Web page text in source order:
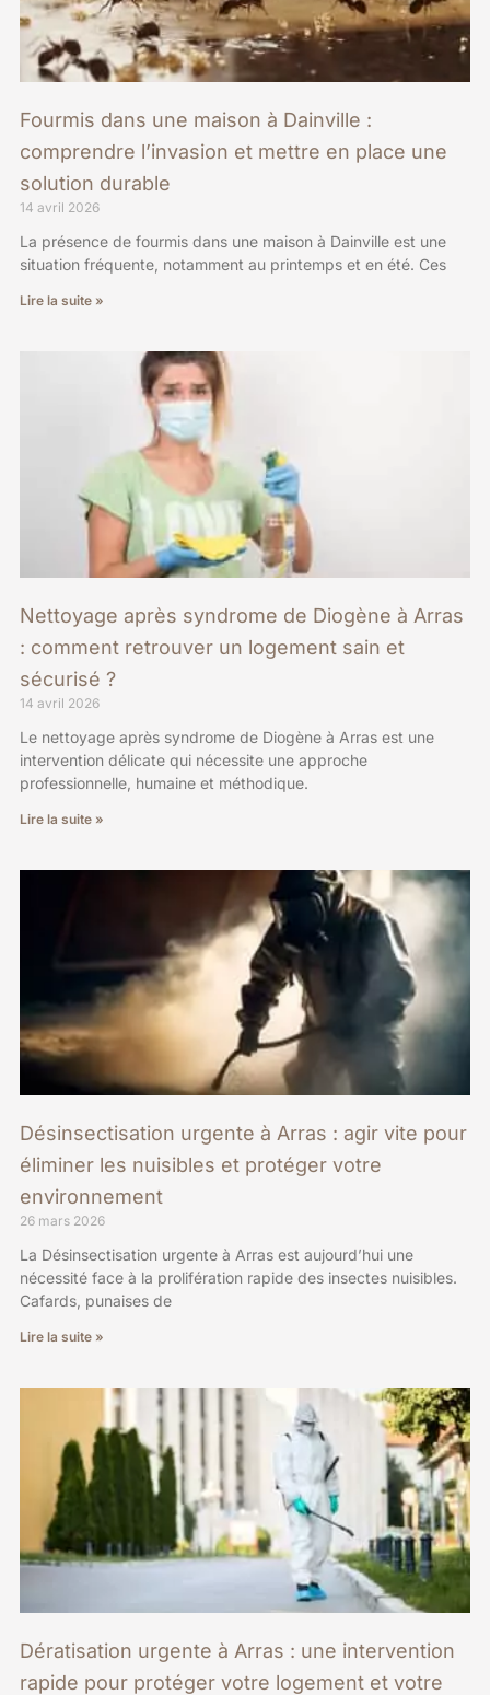
Fourmis dans une maison à Dainville :
comprendre l’invasion et mettre en place une
solution durable
14 avril 2026
La présence de fourmis dans une maison à Dainville est une
situation fréquente, notamment au printemps et en été. Ces
Lire la suite »
Nettoyage après syndrome de Diogène à Arras
: comment retrouver un logement sain et
sécurisé ?
14 avril 2026
Le nettoyage après syndrome de Diogène à Arras est une
intervention délicate qui nécessite une approche
professionnelle, humaine et méthodique.
Lire la suite »
Désinsectisation urgente à Arras : agir vite pour
éliminer les nuisibles et protéger votre
environnement
26 mars 2026
La Désinsectisation urgente à Arras est aujourd’hui une
nécessité face à la prolifération rapide des insectes nuisibles.
Cafards, punaises de
Lire la suite »
Dératisation urgente à Arras : une intervention
rapide pour protéger votre logement et votre